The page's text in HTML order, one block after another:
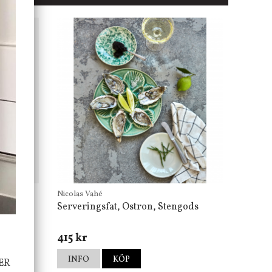
Nicolas Vahé
Serveringsfat, Ostron, Stengods
415 kr
INFO KÖP